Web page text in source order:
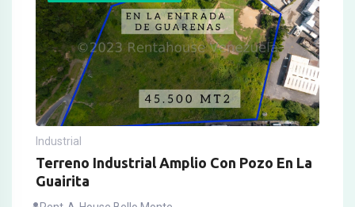
Industrial
Terreno Industrial Amplio Con Pozo En La
Guairita